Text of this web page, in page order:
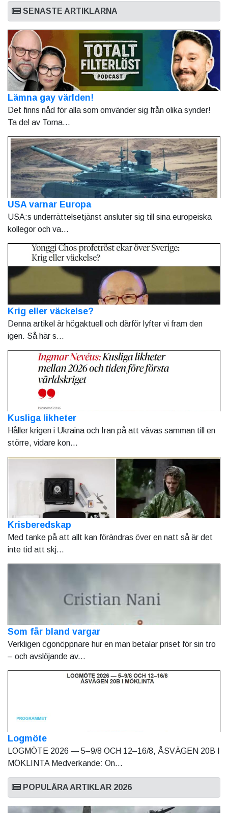
SENASTE ARTIKLARNA
Lämna gay världen!
Det finns nåd för alla som omvänder sig från olika synder!
Ta del av Toma...
USA varnar Europa
USA:s underrättelsetjänst ansluter sig till sina europeiska
kollegor och va...
Krig eller väckelse?
Denna artikel är högaktuell och därför lyfter vi fram den
igen. Så här s...
Kusliga likheter
Håller krigen i Ukraina och Iran på att vävas samman till en
större, vidare kon...
Krisberedskap
Med tanke på att allt kan förändras över en natt så är det
inte tid att skj...
Som får bland vargar
Verkligen ögonöppnare hur en man betalar priset för sin tro
– och avslöjande av...
Logmöte
LOGMÖTE 2026 — 5–9/8 OCH 12–16/8, ÅSVÄGEN 20B I
MÖKLINTA Medverkande: On...
POPULÄRA ARTIKLAR 2026